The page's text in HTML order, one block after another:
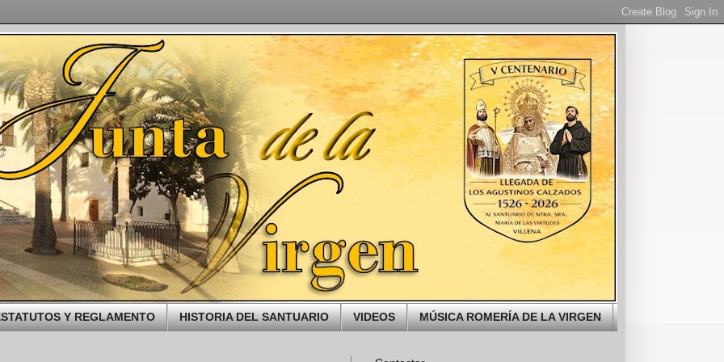
Y REGLAMENTO HISTORIA DEL SANTUARIO VIDEOS MÚSICA ROMERÍA DE LA VIRGEN